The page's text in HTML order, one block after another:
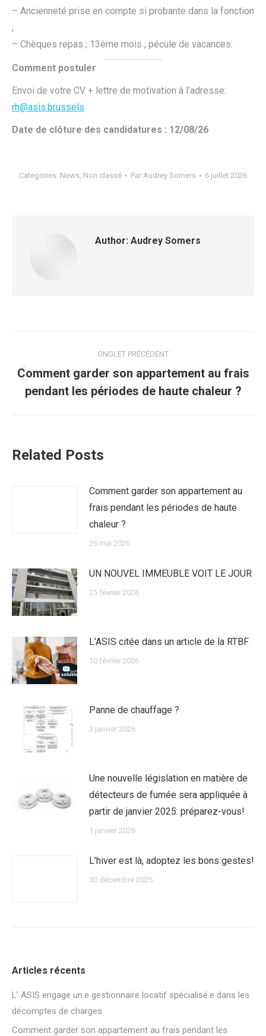
– Ancienneté prise en compte si probante dans la fonction
;
– Chèques repas ; 13ème mois ; pécule de vacances.
Comment postuler
Envoi de votre CV + lettre de motivation à l’adresse:
rh@asis.brussels
Date de clôture des candidatures : 12/08/26
Categories: News, Non classé Par Audrey Somers 6 juillet 2026
Author: Audrey Somers
navigation
ONGLET PRÉCÉDENT
Previous
post:
Comment garder son appartement au frais
pendant les périodes de haute chaleur ?
Related Posts
Comment garder son appartement au
frais pendant les périodes de haute
chaleur ?
26 mai 2026
UN NOUVEL IMMEUBLE VOIT LE JOUR
25 février 2026
L’ASIS citée dans un article de la RTBF
10 février 2026
Panne de chauffage ?
3 janvier 2026
Une nouvelle législation en matière de
détecteurs de fumée sera appliquée à
partir de janvier 2025: préparez-vous!
1 janvier 2026
L’hiver est là, adoptez les bons gestes!
30 décembre 2025
Articles récents
L’ ASIS engage un.e gestionnaire locatif spécialisé.e dans les
décomptes de charges
Comment garder son appartement au frais pendant les